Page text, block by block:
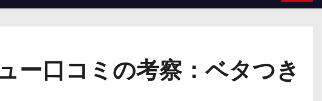
ー口コミの考察：ベタつき